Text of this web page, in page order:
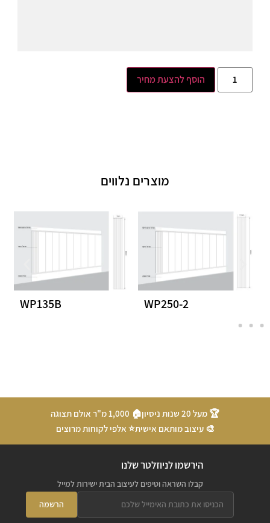
הוסף להצעת מחיר
מוצרים נלווים
WP250-2
WP135B
🏆 מעל 20 שנות ניסיון
🏠 1,000 מ"ר אולם תצוגה
🎨 עיצוב מותאם אישית⭐ אלפי לקוחות מרוצים
הירשמו לניוזלטר שלנו
קבלו השראה וטיפים לעיצוב הבית ישירות למייל
הרשמה